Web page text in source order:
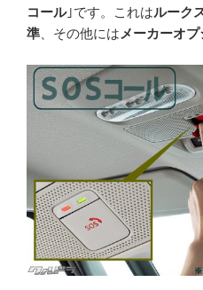
コール｣です。これはルーク
準 、その他には メーカーオ